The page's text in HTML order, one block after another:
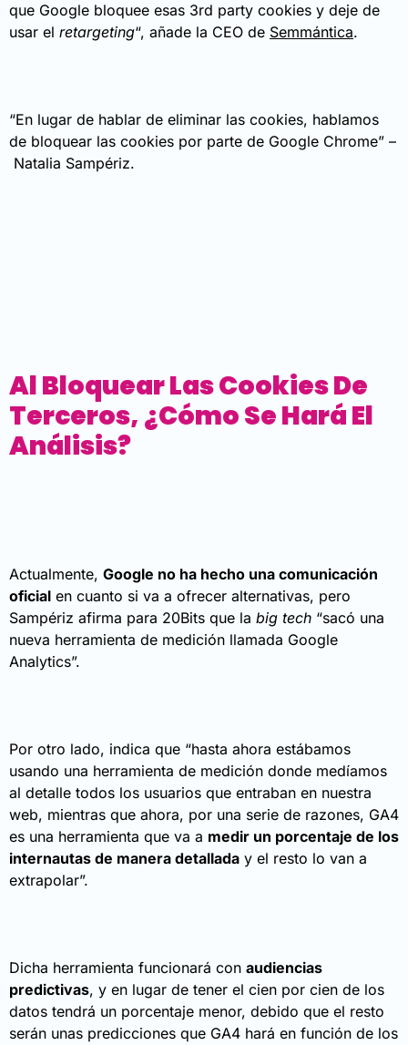
que Google bloquee esas 3rd party cookies y deje de
usar el retargeting“, añade la CEO de Semmántica.
“En lugar de hablar de eliminar las cookies, hablamos
de bloquear las cookies por parte de Google Chrome” –
Natalia Sampériz.
Al Bloquear Las Cookies De
Terceros, ¿cómo Se Hará El
Análisis?
Actualmente, Google no ha hecho una comunicación
oficial en cuanto si va a ofrecer alternativas, pero
Sampériz afirma para 20Bits que la big tech “sacó una
nueva herramienta de medición llamada Google
Analytics”.
Por otro lado, indica que “hasta ahora estábamos
usando una herramienta de medición donde medíamos
al detalle todos los usuarios que entraban en nuestra
web, mientras que ahora, por una serie de razones, GA4
es una herramienta que va a medir un porcentaje de los
internautas de manera detallada y el resto lo van a
extrapolar”.
Dicha herramienta funcionará con audiencias
predictivas, y en lugar de tener el cien por cien de los
datos tendrá un porcentaje menor, debido que el resto
serán unas predicciones que GA4 hará en función de los